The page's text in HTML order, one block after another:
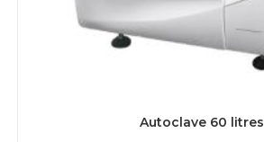
Autoclave 60 litres